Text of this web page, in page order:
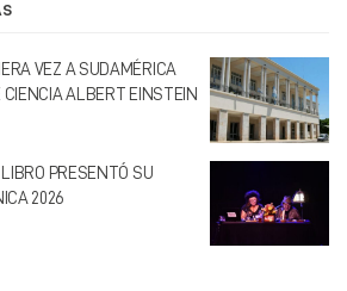
VEZ A SUDAMÉRICA
CIENCIA ALBERT EINSTEIN
PRESENTÓ SU
2026